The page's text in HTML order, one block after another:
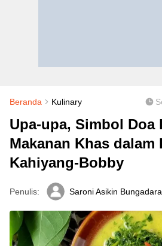
Beranda Kulinary
Upa-upa, Simbol Doa
Makanan Khas dalam
Kahiyang-Bobby
Penulis: Saroni Asikin Bungadara